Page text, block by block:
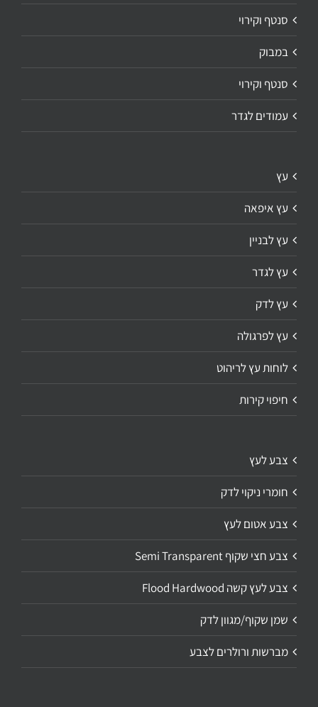
סנטף וקירוי
במבוק
סנטף וקירוי
עמודים לגדר
עץ
עץ איפאה
עץ לבניין
עץ לגדר
עץ לדק
עץ לפרגולה
לוחות עץ לריהוט
חיפוי קירות
צבע לעץ
חומרי ניקוי לדק
צבע אטום לעץ
צבע חצי שקוף Semi Transparent
צבע לעץ קשה Flood Hardwood
שמן שקוף/מגוון לדק
מברשות ורולרים לצבע